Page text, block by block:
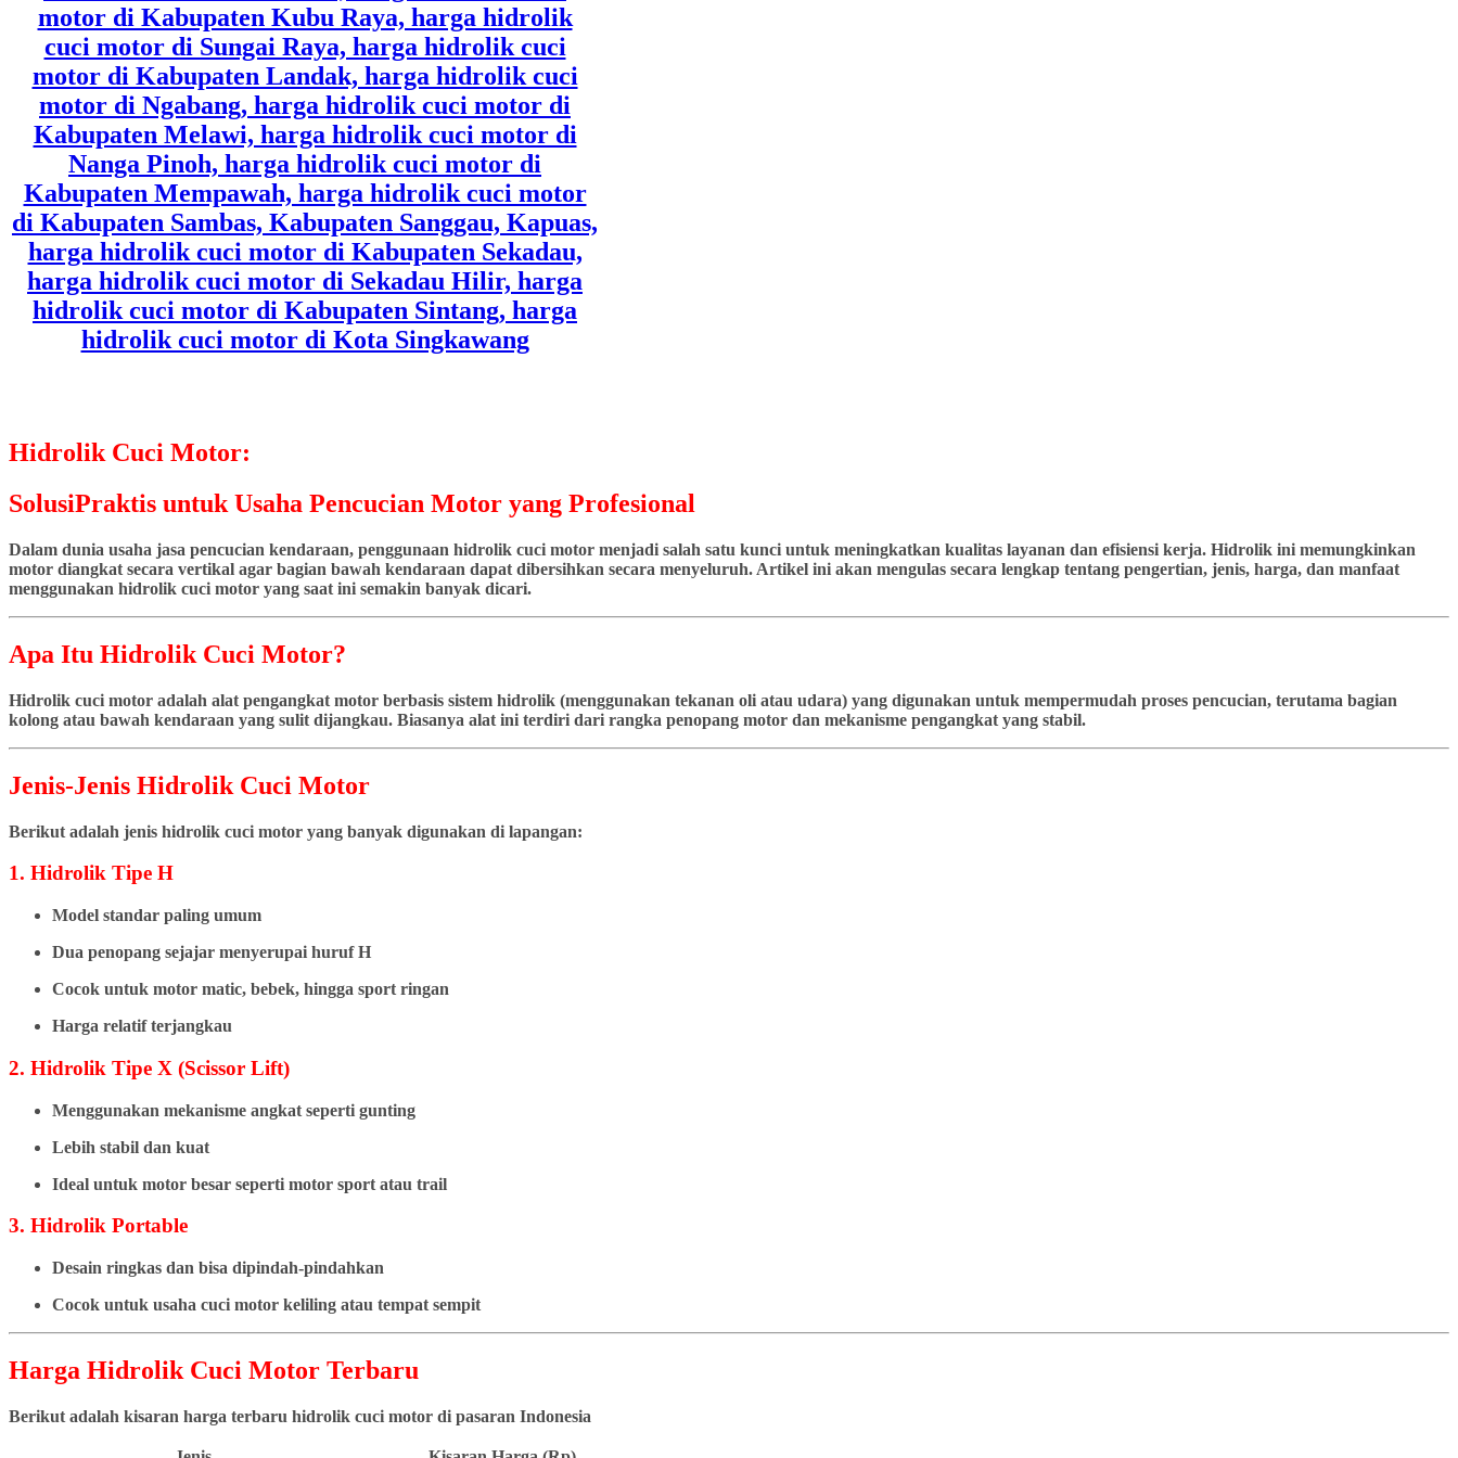
Hidrolik Cuci Motor:
SolusiPraktis untuk Usaha Pencucian Motor yang Profesional
Dalam dunia usaha jasa pencucian kendaraan, penggunaan hidrolik cuci motor menjadi salah satu kunci untuk meningkatkan kualitas layanan dan efisiensi kerja. Hidrolik ini memungkinkan
motor diangkat secara vertikal agar bagian bawah kendaraan dapat dibersihkan secara menyeluruh. Artikel ini akan mengulas secara lengkap tentang pengertian, jenis, harga, dan manfaat
menggunakan hidrolik cuci motor yang saat ini semakin banyak dicari.
Apa Itu Hidrolik Cuci Motor?
Hidrolik cuci motor adalah alat pengangkat motor berbasis sistem hidrolik (menggunakan tekanan oli atau udara) yang digunakan untuk mempermudah proses pencucian, terutama bagian
kolong atau bawah kendaraan yang sulit dijangkau. Biasanya alat ini terdiri dari rangka penopang motor dan mekanisme pengangkat yang stabil.
Jenis-Jenis Hidrolik Cuci Motor
Berikut adalah jenis hidrolik cuci motor yang banyak digunakan di lapangan:
1. Hidrolik Tipe H
Model standar paling umum
Dua penopang sejajar menyerupai huruf H
Cocok untuk motor matic, bebek, hingga sport ringan
Harga relatif terjangkau
2. Hidrolik Tipe X (Scissor Lift)
Menggunakan mekanisme angkat seperti gunting
Lebih stabil dan kuat
Ideal untuk motor besar seperti motor sport atau trail
3. Hidrolik Portable
Desain ringkas dan bisa dipindah-pindahkan
Cocok untuk usaha cuci motor keliling atau tempat sempit
Harga Hidrolik Cuci Motor Terbaru
Berikut adalah kisaran harga terbaru hidrolik cuci motor di pasaran Indonesia